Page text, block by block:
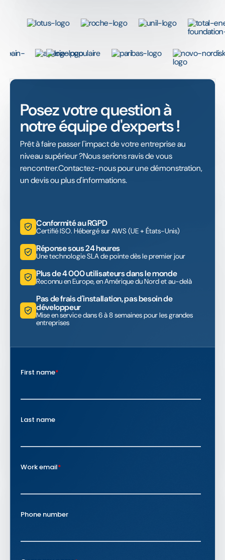
Posez votre question à
notre équipe d'experts !
Prêt à faire passer l'impact de votre entreprise au
niveau supérieur ?Nous serions ravis de vous
rencontrer.Contactez-nous pour une démonstration,
un devis ou plus d'informations.
Conformité au RGPD
Certifié ISO. Hébergé sur AWS (UE + États-Unis)
Réponse sous 24 heures
Une technologie SLA de pointe dès le premier jour
Plus de 4 000 utilisateurs dans le monde
Reconnu en Europe, en Amérique du Nord et au-delà
Pas de frais d'installation, pas besoin de
développeur
Mise en service dans 6 à 8 semaines pour les grandes
entreprises